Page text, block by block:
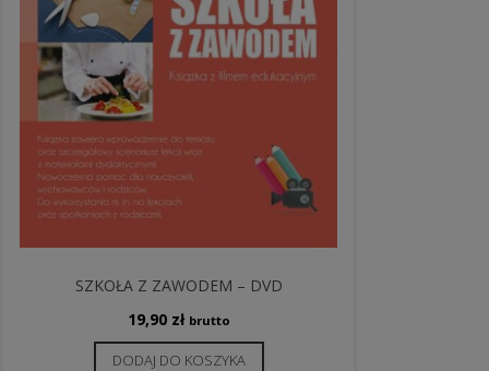
SZKOŁA Z ZAWODEM – DVD
19,90 zł brutto
DODAJ DO KOSZYKA